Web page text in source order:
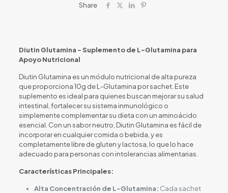
Share
Diutin Glutamina – Suplemento de L-Glutamina para
Apoyo Nutricional
Diutin Glutamina es un módulo nutricional de alta pureza
que proporciona 10g de L-Glutamina por sachet. Este
suplemento es ideal para quienes buscan mejorar su salud
intestinal, fortalecer su sistema inmunológico o
simplemente complementar su dieta con un aminoácido
esencial. Con un sabor neutro, Diutin Glutamina es fácil de
incorporar en cualquier comida o bebida, y es
completamente libre de gluten y lactosa, lo que lo hace
adecuado para personas con intolerancias alimentarias.
Características Principales:
Alta Concentración de L-Glutamina: Cada sachet